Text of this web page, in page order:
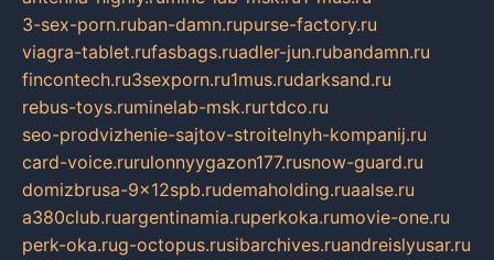
3-sex-porn.ruban-damn.rupurse-factory.ru
viagra-tablet.rufasbags.ruadler-jun.rubandamn.ru
fincontech.ru3sexporn.ru1mus.rudarksand.ru
rebus-toys.ruminelab-msk.rurtdco.ru
seo-prodvizhenie-sajtov-stroitelnyh-kompanij.ru
card-voice.rurulonnyygazon177.rusnow-guard.ru
domizbrusa-9x12spb.rudemaholding.ruaalse.ru
a380club.ruargentinamia.ruperkoka.rumovie-one.ru
perk-oka.rug-octopus.rusibarchives.ruandreislyusar.ru